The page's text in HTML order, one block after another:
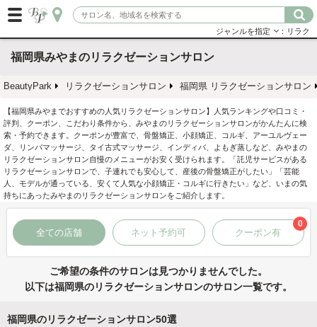
ジャンルを指定 ：リラク
福岡県みやまのリラクゼーションサロン
BeautyPark リラクゼーションサロン 福岡県 リラクゼーションサロン
【福岡県みやまでおすすめの人気リラクゼーションサロン】人気ランキングや口コミ・
評判、クーポン、こだわり条件から、みやまのリラクゼーションサロンがかんたんに検
索・予約できます。クーポンが豊富で、骨盤矯正、小顔矯正、コルギ、アーユルヴェー
ダ、リンパマッサージ、タイ古式マッサージ、インディバ、よもぎ蒸しなど、みやまの
リラクゼーションサロン自慢のメニューがお安く受けられます。「託児サービスがある
リラクゼーションサロンで、子連れでも安心して、産後の骨盤矯正がしたい」「芸能
人、モデルが通っている、安くて人気な小顔矯正・コルギに行きたい」など、いまの気
持ちにあったみやまのリラクゼーションサロンをご紹介します。
全ての店舗 ネット予約可 クーポン有
0
ご希望の条件のサロンは見つかりませんでした。
以下は福岡県のリラクゼーションサロンのサロン一覧です。
福岡県のリラクゼーションサロン50選